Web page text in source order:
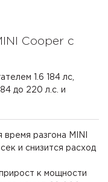
Cooper с
1.6 184 лс,
до 220 л.с. и
время разгона MINI
и снизится расход
к мощности